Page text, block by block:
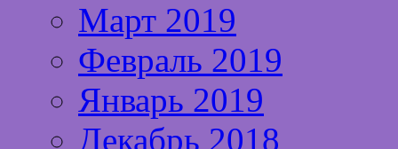
Март 2019
Февраль 2019
Январь 2019
Декабрь 2018